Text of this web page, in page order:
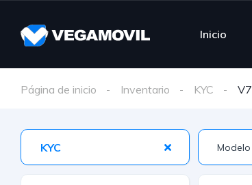
Inicio
Página de inicio Inventario KYC V7
KYC